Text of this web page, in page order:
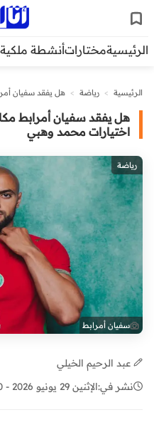
الرئيسيةمختاراتأنشطة ملكية
الرئيسية > رياضة > هل يفقد سفيان
هل يفقد سفيان أمرابط
اختيارات محمد وهبي
رياضة
سفيان أمرابط
عبد الرحيم الخيلي
نشر في:الإثنين 29 يونيو 2026 - 16:50